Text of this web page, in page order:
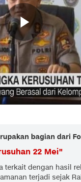
bagian dari
22 Mei"
terkait dengan hasil
terjadi sejak